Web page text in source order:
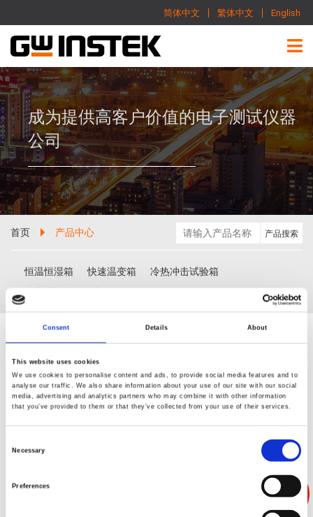
Consent Details About
This website uses cookies
We use cookies to personalise content and ads, to provide social media features and to
analyse our traffic. We also share information about your use of our site with our social
media, advertising and analytics partners who may combine it with other information
that you’ve provided to them or that they’ve collected from your use of their services.
Necessary
Preferences
简体中文 繁体中文 English
成为提供高客户价值的电子测试仪器
公司
首页 产品中心
恒温恒湿箱 快速温变箱
冷热冲击试验箱
默认排序 最新升序 最新降序 名称升序 名称降序